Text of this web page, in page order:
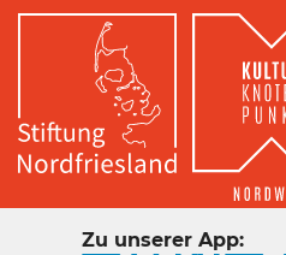
Zu unserer App: